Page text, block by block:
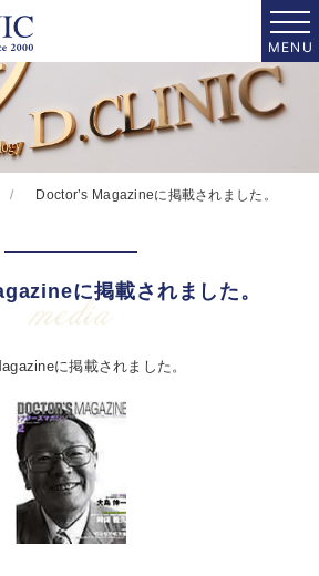
Doctor’s Magazineに掲載されました。
に掲載されました。
media
に掲載されました。